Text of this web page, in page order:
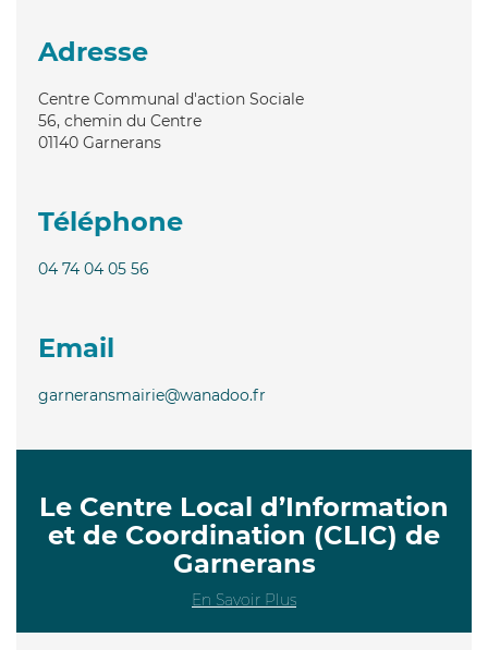
Adresse
Centre Communal d'action Sociale
56, chemin du Centre
01140 Garnerans
Téléphone
04 74 04 05 56
Email
garneransmairie@wanadoo.fr
Le Centre Local d’Information
et de Coordination (CLIC) de
Garnerans
En Savoir Plus